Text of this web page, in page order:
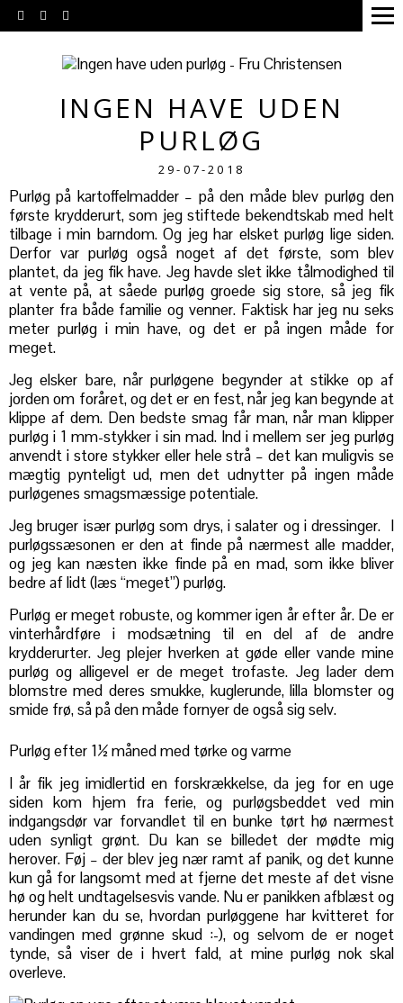
INGEN HAVE UDEN
PURLØG
29-07-2018
Purløg på kartoffelmadder – på den måde blev purløg den
første krydderurt, som jeg stiftede bekendtskab med helt
tilbage i min barndom. Og jeg har elsket purløg lige siden.
Derfor var purløg også noget af det første, som blev
plantet, da jeg fik have. Jeg havde slet ikke tålmodighed til
at vente på, at såede purløg groede sig store, så jeg fik
planter fra både familie og venner. Faktisk har jeg nu seks
meter purløg i min have, og det er på ingen måde for
meget.
Jeg elsker bare, når purløgene begynder at stikke op af
jorden om foråret, og det er en fest, når jeg kan begynde at
klippe af dem. Den bedste smag får man, når man klipper
purløg i 1 mm-stykker i sin mad. Ind i mellem ser jeg purløg
anvendt i store stykker eller hele strå – det kan muligvis se
mægtig pynteligt ud, men det udnytter på ingen måde
purløgenes smagsmæssige potentiale.
Jeg bruger især purløg som drys, i salater og i dressinger. I
purløgssæsonen er den at finde på nærmest alle madder,
og jeg kan næsten ikke finde på en mad, som ikke bliver
bedre af lidt (læs “meget”) purløg.
Purløg er meget robuste, og kommer igen år efter år. De er
vinterhårdføre i modsætning til en del af de andre
krydderurter. Jeg plejer hverken at gøde eller vande mine
purløg og alligevel er de meget trofaste. Jeg lader dem
blomstre med deres smukke, kuglerunde, lilla blomster og
smide frø, så på den måde fornyer de også sig selv.
Purløg efter 1½ måned med tørke og varme
I år fik jeg imidlertid en forskrækkelse, da jeg for en uge
siden kom hjem fra ferie, og purløgsbeddet ved min
indgangsdør var forvandlet til en bunke tørt hø nærmest
uden synligt grønt. Du kan se billedet der mødte mig
herover. Føj – der blev jeg nær ramt af panik, og det kunne
kun gå for langsomt med at fjerne det meste af det visne
hø og helt undtagelsesvis vande. Nu er panikken afblæst og
herunder kan du se, hvordan purløggene har kvitteret for
vandingen med grønne skud :-), og selvom de er noget
tynde, så viser de i hvert fald, at mine purløg nok skal
overleve.